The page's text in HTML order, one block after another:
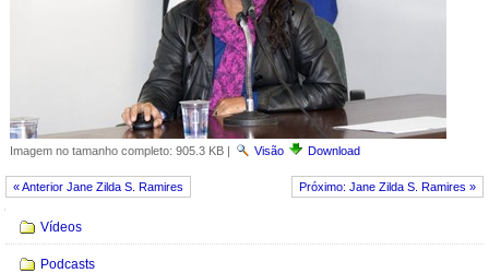
Imagem no tamanho completo: 905.3 KB| Visão Download
« Anterior Jane Zilda S. Ramires Próximo: Jane Zilda S. Ramires »
Vídeos
Podcasts